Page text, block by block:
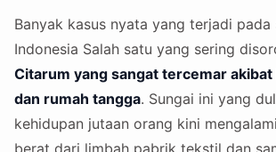
Banyak kasus nyata yang terjadi pada
Indonesia Salah satu yang sering
Citarum yang sangat tercemar
dan rumah tangga. Sungai ini yang
kehidupan jutaan orang kini